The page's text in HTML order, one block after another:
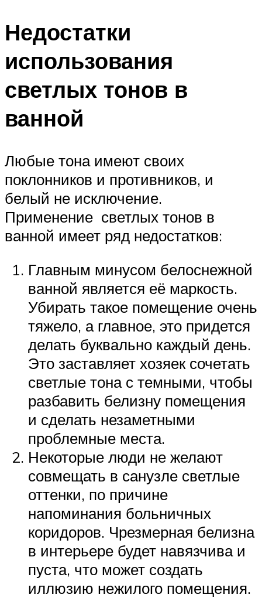
Недостатки
использования
светлых тонов в
ванной
Любые тона имеют своих
поклонников и противников, и
белый не исключение.
Применение светлых тонов в
ванной имеет ряд недостатков:
Главным минусом белоснежной
ванной является её маркость.
Убирать такое помещение очень
тяжело, а главное, это придется
делать буквально каждый день.
Это заставляет хозяек сочетать
светлые тона с темными, чтобы
разбавить белизну помещения
и сделать незаметными
проблемные места.
Некоторые люди не желают
совмещать в санузле светлые
оттенки, по причине
напоминания больничных
коридоров. Чрезмерная белизна
в интерьере будет навязчива и
пуста, что может создать
иллюзию нежилого помещения.